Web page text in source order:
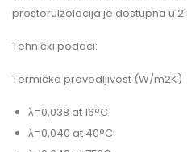
prostoruIzolacija je dostupna u
Tehnički podaci:
Termička provodljivost (W/m2K)
λ=0,038 at 16°C
λ=0,040 at 40°C